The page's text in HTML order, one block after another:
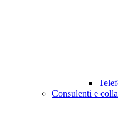
Consulenti e